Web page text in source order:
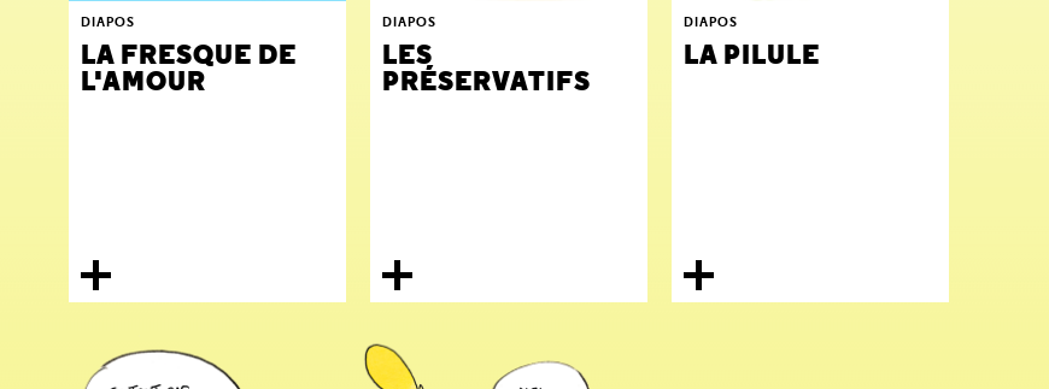
LA FRESQUE DE
L'AMOUR
DIAPOS
LES
PRÉSERVATIFS
DIAPOS
LA PILULE
DIAPOS